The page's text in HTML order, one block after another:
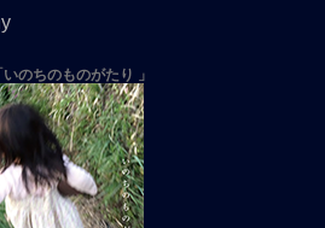
のちのものがたり 」